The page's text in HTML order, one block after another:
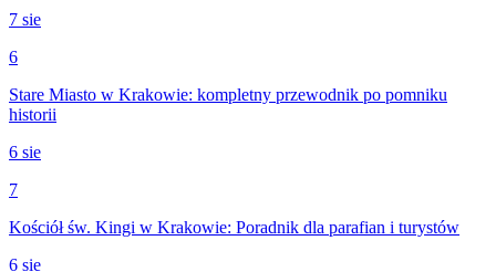
7 sie
6
Stare Miasto w Krakowie: kompletny przewodnik po pomniku
historii
6 sie
7
Kościół św. Kingi w Krakowie: Poradnik dla parafian i turystów
6 sie